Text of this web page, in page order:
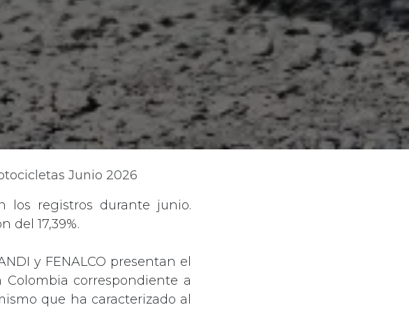
Junio 2026
los registros durante junio.
del 17,39%.
y FENALCO presentan el
correspondiente a
que ha caracterizado al